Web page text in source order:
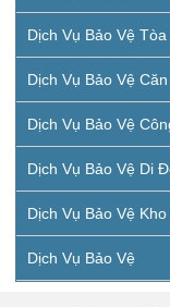
Dịch Vụ Bảo Vệ Tòa
Dịch Vụ Bảo Vệ
Dịch Vụ Bảo Vệ
Dịch Vụ Bảo Vệ Di
Dịch Vụ Bảo Vệ
Dịch Vụ Bảo Vệ